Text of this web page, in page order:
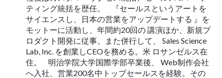
ティング統括を歴任。 『セールスというアートを
サイエンスし、日本の営業をアップデートする 』を
モットーに活動し、年間約20回の 講演ほか、新規プ
ロダクト開発に従事。また併行して、 Sales Science
Lab, Inc. を創業しCEOを務める。米 ロサンゼルス在
住。 明治学院大学国際学部卒業後、 Web制作会社
へ入社、営業200名中トップセールスを経験。その